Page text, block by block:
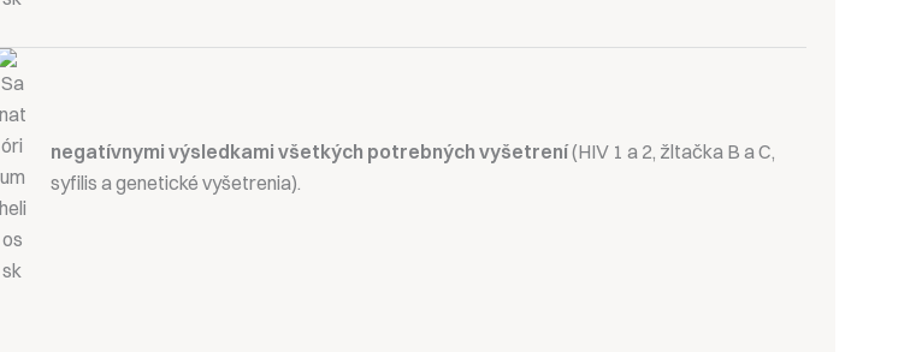
negatívnymi výsledkami všetkých potrebných vyšetrení(HIV 1 a 2, žltačka B a C,
syfilis a genetické vyšetrenia).